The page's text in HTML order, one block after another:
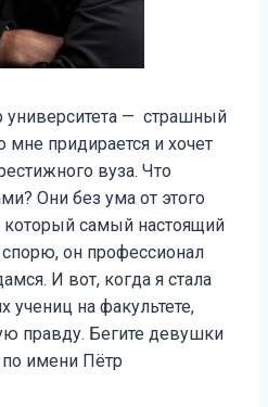
— страшный
мне придирается и хочет
вуза. Что
Они без ума от этого
который самый настоящий
он профессионал
И вот, когда я стала
учениц на факультете,
правду. Бегите девушки
имени Пётр